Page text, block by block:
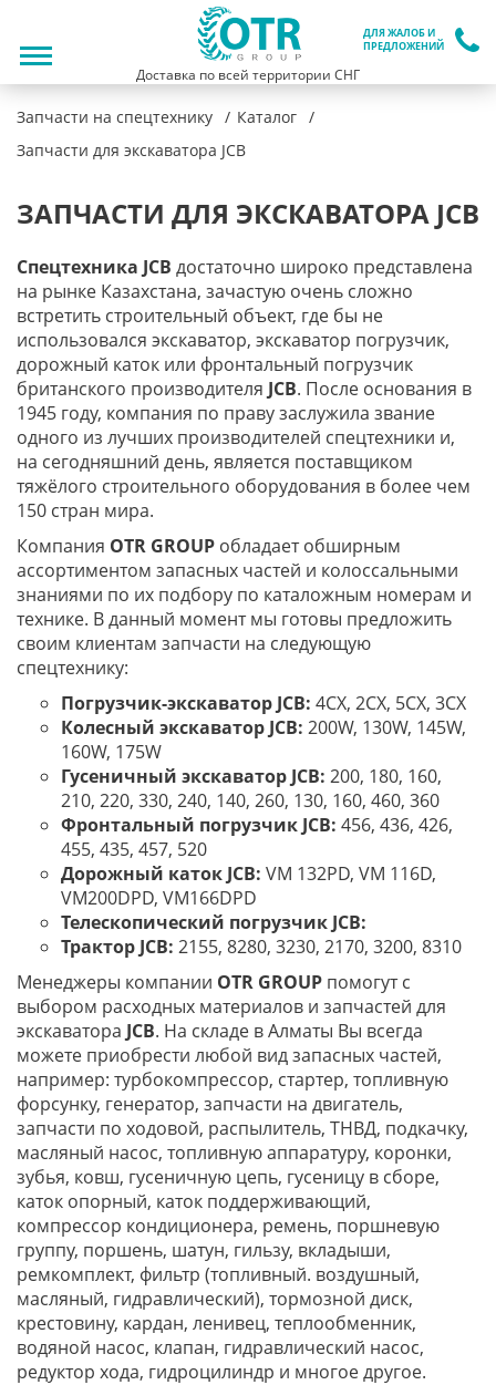
ДЛЯ ЖАЛОБ И
ПРЕДЛОЖЕНИЙ
Доставка по всей территории СНГ
Запчасти на спецтехнику
Каталог
Запчасти для экскаватора JCB
ЗАПЧАСТИ ДЛЯ ЭКСКАВАТОРА JCB
Спецтехника JCB достаточно широко представлена
на рынке Казахстана, зачастую очень сложно
встретить строительный объект, где бы не
использовался экскаватор, экскаватор погрузчик,
дорожный каток или фронтальный погрузчик
британского производителя JCB. После основания в
1945 году, компания по праву заслужила звание
одного из лучших производителей спецтехники и,
на сегодняшний день, является поставщиком
тяжёлого строительного оборудования в более чем
150 стран мира.
Компания OTR GROUP обладает обширным
ассортиментом запасных частей и колоссальными
знаниями по их подбору по каталожным номерам и
технике. В данный момент мы готовы предложить
своим клиентам запчасти на следующую
спецтехнику:
Погрузчик-экскаватор JCB: 4CX, 2CX, 5CX, 3CX
Колесный экскаватор JCB: 200W, 130W, 145W,
160W, 175W
Гусеничный экскаватор JCB: 200, 180, 160,
210, 220, 330, 240, 140, 260, 130, 160, 460, 360
Фронтальный погрузчик JCB: 456, 436, 426,
455, 435, 457, 520
Дорожный каток JCB: VM 132PD, VM 116D,
VM200DPD, VM166DPD
Телескопический погрузчик JCB:
Трактор JCB: 2155, 8280, 3230, 2170, 3200, 8310
Менеджеры компании OTR GROUP помогут с
выбором расходных материалов и запчастей для
экскаватора JCB. На складе в Алматы Вы всегда
можете приобрести любой вид запасных частей,
например: турбокомпрессор, стартер, топливную
форсунку, генератор, запчасти на двигатель,
запчасти по ходовой, распылитель, ТНВД, подкачку,
масляный насос, топливную аппаратуру, коронки,
зубья, ковш, гусеничную цепь, гусеницу в сборе,
каток опорный, каток поддерживающий,
компрессор кондиционера, ремень, поршневую
группу, поршень, шатун, гильзу, вкладыши,
ремкомплект, фильтр (топливный. воздушный,
масляный, гидравлический), тормозной диск,
крестовину, кардан, ленивец, теплообменник,
водяной насос, клапан, гидравлический насос,
редуктор хода, гидроцилиндр и многое другое.